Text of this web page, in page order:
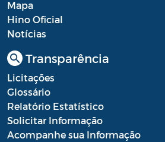
Mapa
Hino Oficial
Notícias
Transparência
Licitações
Glossário
Relatório Estatístico
Solicitar Informação
Acompanhe sua Informação